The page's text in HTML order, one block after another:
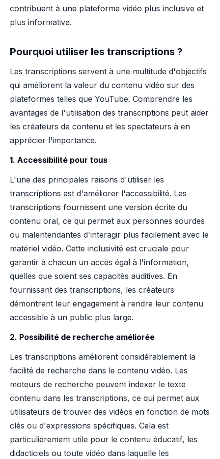
contribuent à une plateforme vidéo plus inclusive et
plus informative.
Pourquoi utiliser les transcriptions ?
Les transcriptions servent à une multitude d'objectifs
qui améliorent la valeur du contenu vidéo sur des
plateformes telles que YouTube. Comprendre les
avantages de l'utilisation des transcriptions peut aider
les créateurs de contenu et les spectateurs à en
apprécier l'importance.
1. Accessibilité pour tous
L'une des principales raisons d'utiliser les
transcriptions est d'améliorer l'accessibilité. Les
transcriptions fournissent une version écrite du
contenu oral, ce qui permet aux personnes sourdes
ou malentendantes d'interagir plus facilement avec le
matériel vidéo. Cette inclusivité est cruciale pour
garantir à chacun un accès égal à l'information,
quelles que soient ses capacités auditives. En
fournissant des transcriptions, les créateurs
démontrent leur engagement à rendre leur contenu
accessible à un public plus large.
2. Possibilité de recherche améliorée
Les transcriptions améliorent considérablement la
facilité de recherche dans le contenu vidéo. Les
moteurs de recherche peuvent indexer le texte
contenu dans les transcriptions, ce qui permet aux
utilisateurs de trouver des vidéos en fonction de mots
clés ou d'expressions spécifiques. Cela est
particulièrement utile pour le contenu éducatif, les
didacticiels ou toute vidéo dans laquelle les